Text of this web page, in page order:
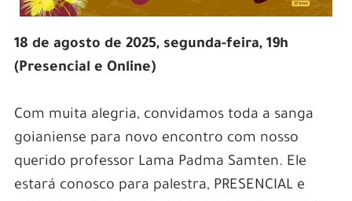
18 de agosto de 2025, segunda-feira, 19h
(Presencial e Online)
Com muita alegria, convidamos toda a sanga
goianiense para novo encontro com nosso
querido professor Lama Padma Samten. Ele
estará conosco para palestra, PRESENCIAL e